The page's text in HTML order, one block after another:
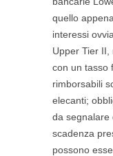
quello
interessi
Upper Tier
con un tasso
rimborsabili
elecanti;
da segnalare
scadenza
possono